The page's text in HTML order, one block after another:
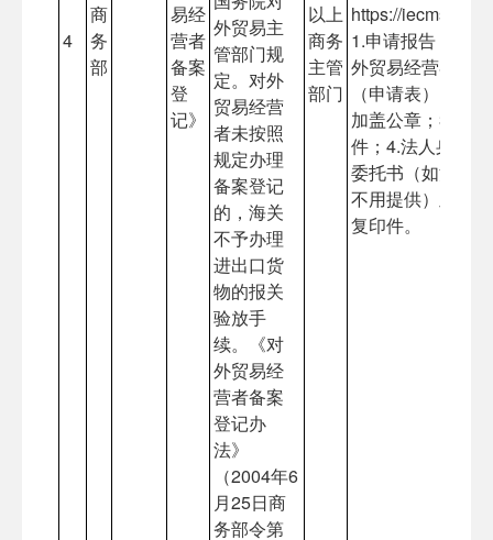
4
商
务
部
易经
营者
备案
登
记》
外贸易主
管部门规
定。对外
贸易经营
者未按照
规定办理
备案登记
的，海关
不予办理
进出口货
物的报关
验放手
续。《对
外贸易经
营者备案
登记办
法》
（2004年6
月25日商
务部令第
以上
商务
主管
部门
https://
1.申请报告；2.在
外贸易经营者备
（申请表），打
加盖公章；3.营
件；4.法人身份
委托书（如法人
不用提供）及委
复印件。